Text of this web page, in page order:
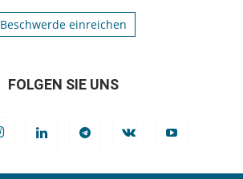
Beschwerde einreichen
FOLGEN SIE UNS